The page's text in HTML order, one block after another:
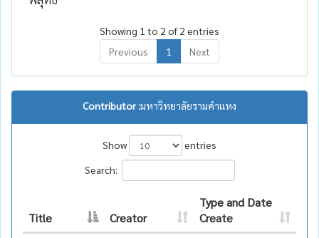
Showing 1 to 2 of 2 entries
Previous
1 Next
Contributor :มหาวิทยาลัยรามคำแหง
Show
entries
Search:
Title Creator
Type and Date
Create